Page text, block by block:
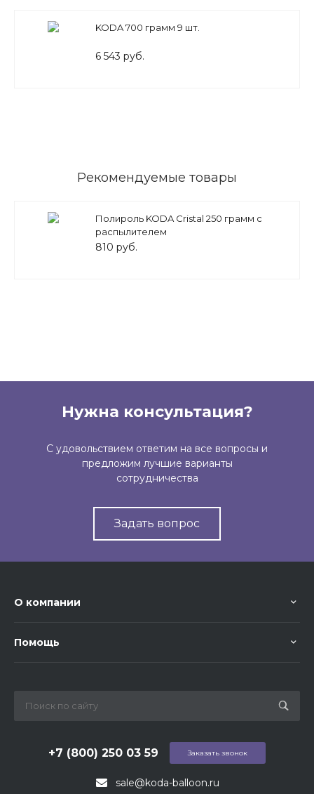
KODA 700 грамм 9 шт.
6 543 руб.
Рекомендуемые товары
Полироль KODA Cristal 250 грамм с
распылителем
810 руб.
Нужна консультация?
С удовольствием ответим на все вопросы и
предложим лучшие варианты
сотрудничества
Задать вопрос
О компании
Помощь
sale@koda-balloon.ru
+7 (800) 250 03 59 Заказать звонок